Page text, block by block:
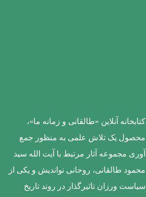
کتابخانه آنلاین «طالقانی و زمانه ما»،
محصول یک تلاش علمی به منظور جمع
آوری مجموعه آثار مرتبط با آیت الله سید
محمود طالقانی، روحانی نواندیش و یکی از
سیاست ورزان تاثیرگذار در روند تاریخ